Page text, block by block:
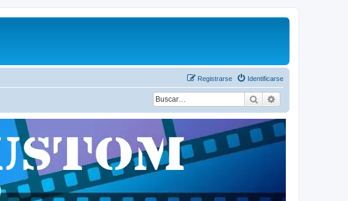
Identificarse
Registrarse
Buscar